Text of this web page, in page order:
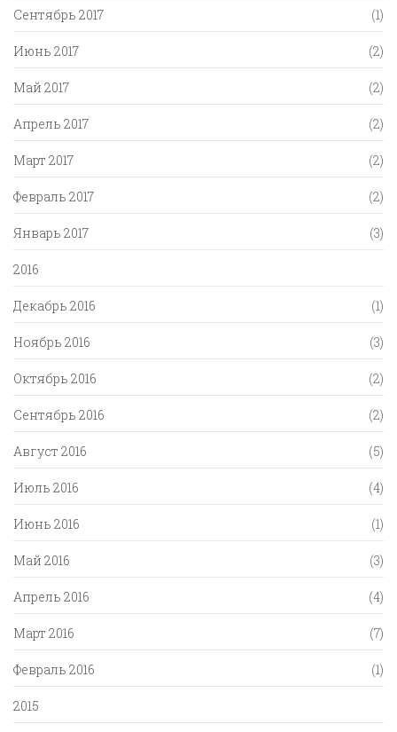
Сентябрь 2017 (1)
Июнь 2017 (2)
Май 2017 (2)
Апрель 2017 (2)
Март 2017 (2)
Февраль 2017 (2)
Январь 2017 (3)
2016
Декабрь 2016 (1)
Ноябрь 2016 (3)
Октябрь 2016 (2)
Сентябрь 2016 (2)
Август 2016 (5)
Июль 2016 (4)
Июнь 2016 (1)
Май 2016 (3)
Апрель 2016 (4)
Март 2016 (7)
Февраль 2016 (1)
2015